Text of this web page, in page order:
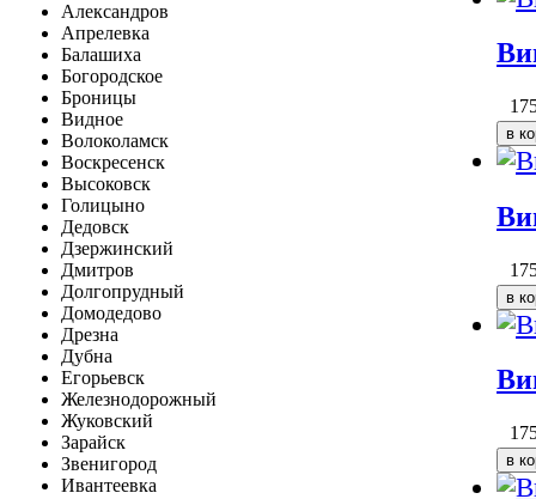
Александров
Апрелевка
Балашиха
Богородское
Броницы
Видное
Волоколамск
Воскресенск
Высоковск
Голицыно
Дедовск
Дзержинский
Дмитров
Долгопрудный
Домодедово
Дрезна
Дубна
Егорьевск
Железнодорожный
Жуковский
Зарайск
Звенигород
Ивантеевка